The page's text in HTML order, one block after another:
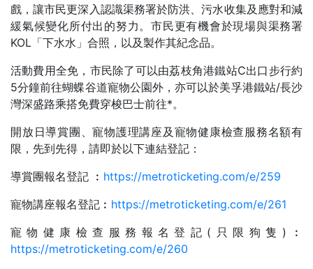
戲，讓市民更深入認識渠務署於防洪、污水收集及應對和減
緩氣候變化所付出的努力。市民更有機會於現場與渠務署
KOL「下水水」合照，以及製作其紀念品。
活動費用全免，市民除了可以由荔枝角港鐵站C出口步行約
5分鐘前往蝴蝶谷道寵物公園外，亦可以於美孚港鐵站/長沙
灣深盛路乘搭免費穿梭巴士前往*。
開放日導賞團、寵物護理講座及寵物健康檢查服務名額有
限，先到先得，請即於以下連結登記：
導賞團報名登記 ︰ https://metroticketing.com/e/259
寵物講座報名登記︰ https://metroticketing.com/e/261
寵物健康檢查服務報名登記(只限狗隻)︰
https://metroticketing.com/e/260